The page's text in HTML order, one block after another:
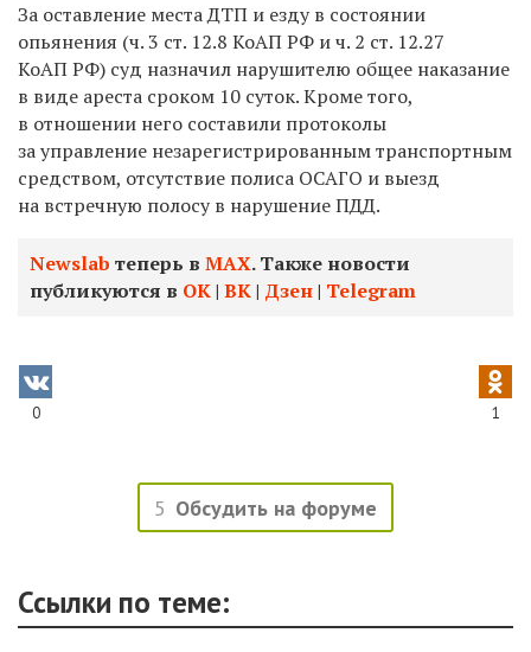
За оставление места ДТП и езду в состоянии
опьянения (ч. 3 ст. 12.8 КоАП РФ и ч. 2 ст. 12.27
КоАП РФ) суд назначил нарушителю общее наказание
в виде ареста сроком 10 суток. Кроме того,
в отношении него составили протоколы
за управление незарегистрированным транспортным
средством, отсутствие полиса ОСАГО и выезд
на встречную полосу в нарушение ПДД.
Newslab теперь в МАХ. Также новости
публикуются в ОК| ВК| Дзен| Telegram
0 1
5 Обсудить на форуме
Ссылки по теме: